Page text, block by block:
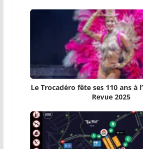
Le Trocadéro fête ses 110 ans à
Revue 2025